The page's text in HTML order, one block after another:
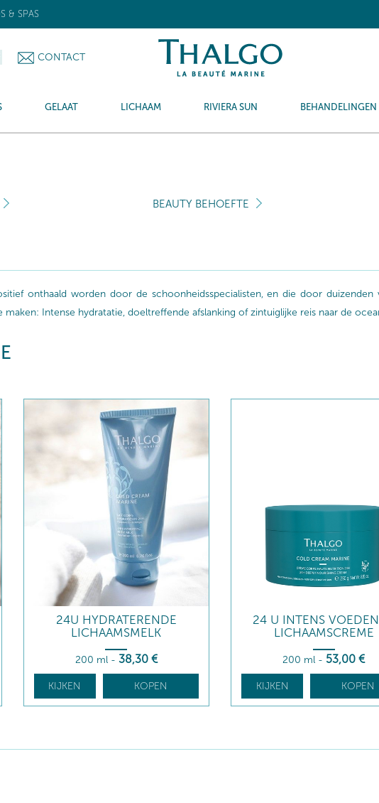
& SPAS
CONTACT
GELAAT LICHAAM RIVIERA SUN BEHANDELINGEN
BEAUTY BEHOEFTE
onthaald worden door de schoonheidsspecialisten, en die door
Intense hydratatie, doeltreffende afslanking of zintuiglijke reis naar de
24U HYDRATERENDE
LICHAAMSMELK
200 ml - 38,30 €
KIJKEN KOPEN
24 U INTENS
LICHAAMSCREME
200 ml - 53,00 €
KIJKEN KOPEN